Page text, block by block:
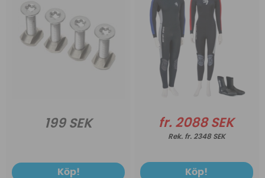
199 SEK
Köp!
fr. 2088 SEK
fr. 2348 SEK
Köp!